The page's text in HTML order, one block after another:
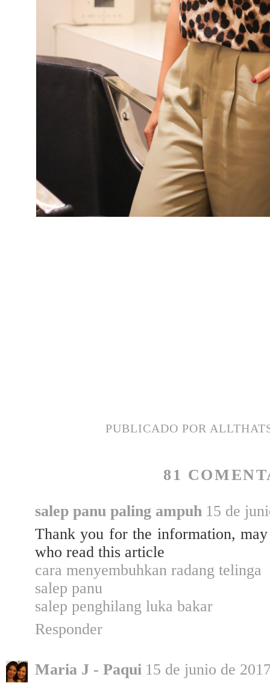
PUBLICADO POR
81
salep panu paling ampuh 15 de
Thank you for the information,
who read this article
cara menyembuhkan radang telinga
salep panu
salep penghilang luka bakar
Responder
Maria J - Paqui 15 de junio de